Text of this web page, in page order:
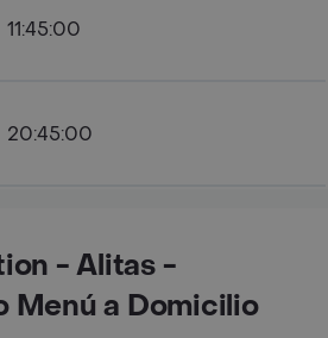
11:45:00
20:45:00
- Alitas -
Menú a Domicilio